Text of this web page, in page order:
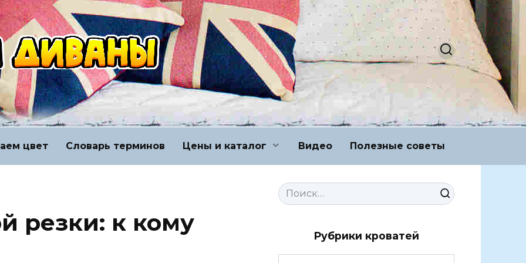
цвет Словарь терминов Цены и каталог Видео Полезные советы
резки: к кому
Search
for:
Рубрики кроватей